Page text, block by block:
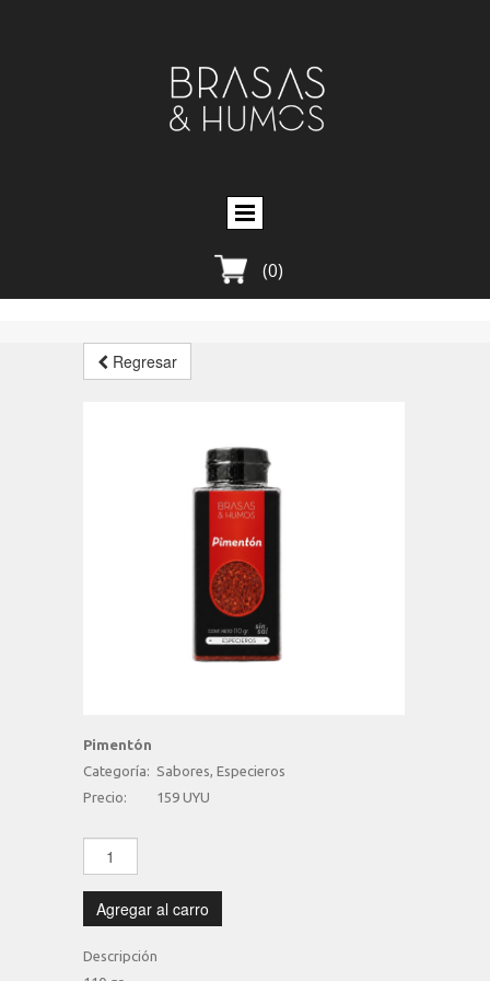
(0)
Regresar
Pimentón
Categoría: Sabores, Especieros
Precio:
159 UYU
Agregar al carro
Descripción